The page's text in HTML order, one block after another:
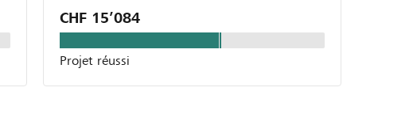
CHF 15’084
Projet réussi